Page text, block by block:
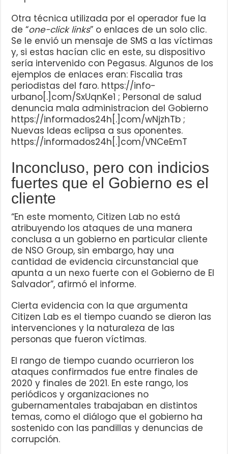
Otra técnica utilizada por el operador fue la
de “one-click links” o enlaces de un solo clic.
Se le envió un mensaje de SMS a las víctimas
y, si estas hacían clic en este, su dispositivo
sería intervenido con Pegasus. Algunos de los
ejemplos de enlaces eran: Fiscalia tras
periodistas del faro. https://info-
urbano[.]com/SxUqnKe1 ; Personal de salud
denuncia mala administracion del Gobierno
https://informados24h[.]com/wNjzhTb ;
Nuevas Ideas eclipsa a sus oponentes.
https://informados24h[.]com/VNCeEmT
Inconcluso, pero con indicios
fuertes que el Gobierno es el
cliente
“En este momento, Citizen Lab no está
atribuyendo los ataques de una manera
conclusa a un gobierno en particular cliente
de NSO Group, sin embargo, hay una
cantidad de evidencia circunstancial que
apunta a un nexo fuerte con el Gobierno de El
Salvador”, afirmó el informe.
Cierta evidencia con la que argumenta
Citizen Lab es el tiempo cuando se dieron las
intervenciones y la naturaleza de las
personas que fueron víctimas.
El rango de tiempo cuando ocurrieron los
ataques confirmados fue entre finales de
2020 y finales de 2021. En este rango, los
periódicos y organizaciones no
gubernamentales trabajaban en distintos
temas, como el diálogo que el gobierno ha
sostenido con las pandillas y denuncias de
corrupción.